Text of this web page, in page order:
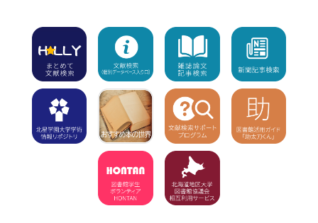
図書館ボランティア団体「HONTAN」の
インスタグラムのお知らせ
NEW!
2026年7月23日 注意
学外利用者（高校生含む）の入館不可
【7/8～8/1】8/2（休館）、8/3から利用
お知らせ